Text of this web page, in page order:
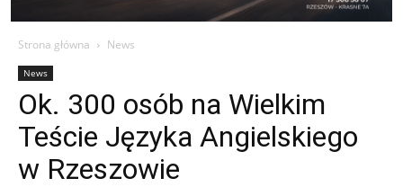
Strona główna News
News
Ok. 300 osób na Wielkim
Teście Języka Angielskiego
w Rzeszowie